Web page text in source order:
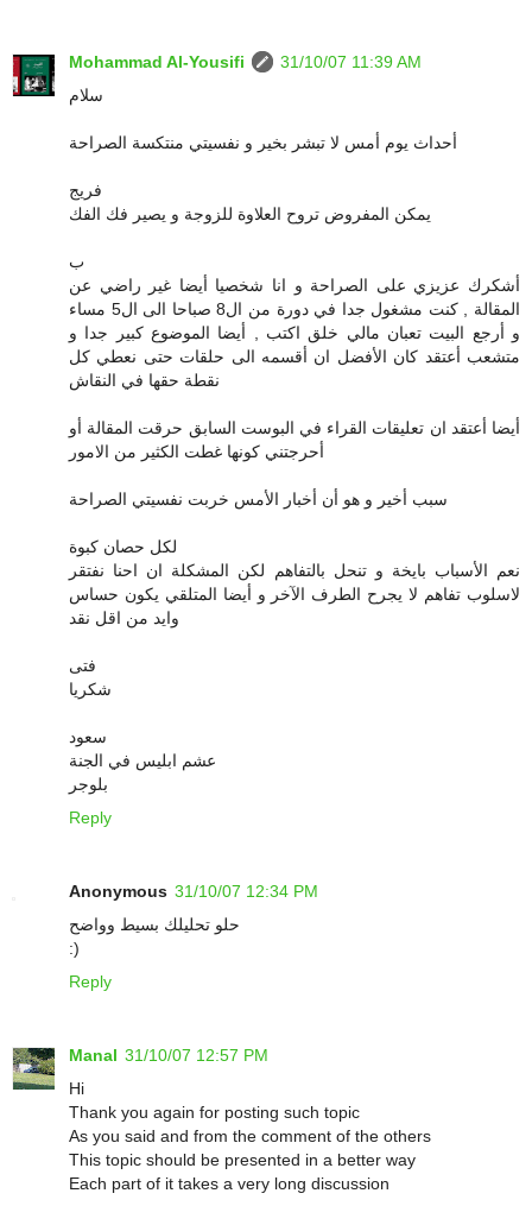
Mohammad Al-Yousifi
31/10/07 11:39 AM
سلام
أحداث يوم أمس لا تبشر بخير و نفسيتي منتكسة الصراحة
فريج
يمكن المفروض تروح العلاوة للزوجة و يصير فك الفك
ب
أشكرك عزيزي على الصراحة و انا شخصيا أيضا غير راضي عن
المقالة , كنت مشغول جدا في دورة من ال8 صباحا الى ال5 مساء
و أرجع البيت تعبان مالي خلق اكتب , أيضا الموضوع كبير جدا و
متشعب أعتقد كان الأفضل ان أقسمه الى حلقات حتى نعطي كل
نقطة حقها في النقاش
أيضا أعتقد ان تعليقات القراء في البوست السابق حرقت المقالة أو
أحرجتني كونها غطت الكثير من الامور
سبب أخير و هو أن أخبار الأمس خربت نفسيتي الصراحة
لكل حصان كبوة
نعم الأسباب بايخة و تنحل بالتفاهم لكن المشكلة ان احنا نفتقر
لاسلوب تفاهم لا يجرح الطرف الآخر و أيضا المتلقي يكون حساس
وايد من اقل نقد
فتى
شكريا
سعود
عشم ابليس في الجنة
بلوجر
Reply
Anonymous 31/10/07 12:34 PM
حلو تحليلك بسيط وواضح
:)
Reply
Manal 31/10/07 12:57 PM
Hi
Thank you again for posting such topic
As you said and from the comment of the others
This topic should be presented in a better way
Each part of it takes a very long discussion